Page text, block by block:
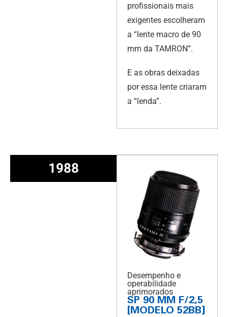
profissionais mais
exigentes escolheram
a “lente macro de 90
mm da TAMRON”.
E as obras deixadas
por essa lente criaram
a “lenda”.
1988
Desempenho e
operabilidade
aprimorados
SP 90 MM F/2,5
[MODELO 52BB]